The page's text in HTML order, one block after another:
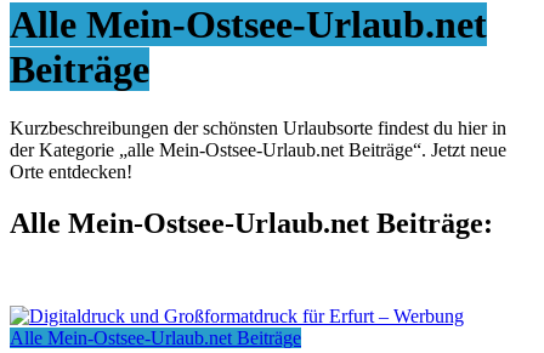
Alle Mein-Ostsee-Urlaub.net
Beiträge
Kurzbeschreibungen der schönsten Urlaubsorte findest du hier in
der Kategorie „alle Mein-Ostsee-Urlaub.net Beiträge“. Jetzt neue
Orte entdecken!
Alle Mein-Ostsee-Urlaub.net Beiträge:
Alle Mein-Ostsee-Urlaub.net Beiträge